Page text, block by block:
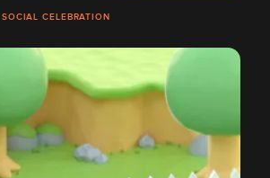
CELEBRATION